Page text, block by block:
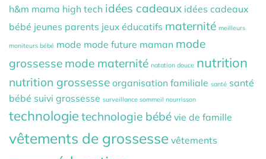
h&m mama high tech idées cadeaux idées cadeaux
bébé jeunes parents jeux éducatifs maternité meilleurs
moniteurs bébé mode mode future maman mode
grossesse mode maternité natation douce nutrition
nutrition grossesse organisation familiale santé santé
bébé suivi grossesse surveillance sommeil nourrisson
technologie technologie bébé vie de famille
vêtements de grossesse vêtements